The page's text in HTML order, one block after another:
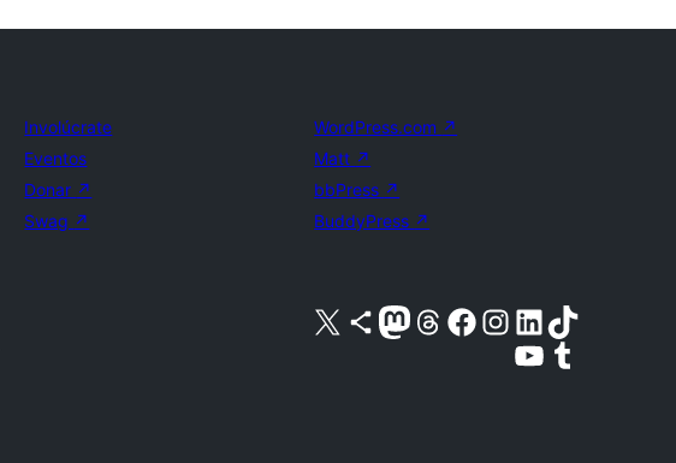
Involúcrate
Eventos
Donar ↗
Swag ↗
WordPress.com ↗
Matt ↗
bbPress ↗
BuddyPress ↗
Visita nuestra cuenta de X (anteriormente Twitter)
Visita nuestra cuenta de Bluesky
Visita nuestra cuenta de Mastodon
Visita nuestra cuenta de Threads
Visita nuestra página de Facebook
Visita nuestra cuenta de Instagram
Visita nuestra cuenta de LinkedIn
Visita nuestra cuenta de TikTok
Visita nuestro canal de YouTube
Visita nuestra cuenta de Tumblr